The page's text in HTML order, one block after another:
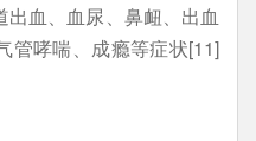
血、血尿、鼻衄、出血
管哮喘、成瘾等症状[11]